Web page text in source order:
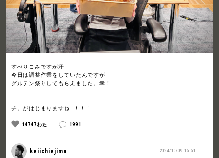
すべりこみですが汗
今日は調整作業をしていたんですが
グルテン祭りしてもらえました。幸！
チ。がはじまりますね…！！！
14747わた 1991
2024/10/09 15:51
keiichiejima